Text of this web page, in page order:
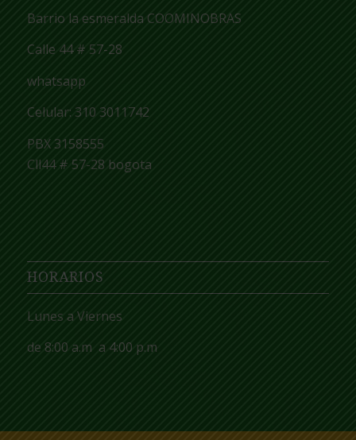
Barrio la esmeralda COOMINOBRAS
Calle 44 # 57-28
whatsapp
Celular: 310 3011742
PBX 3158555
Cll44 # 57-28 bogota
HORARIOS
Lunes a Viernes
de 8:00 a.m a 4:00 p.m